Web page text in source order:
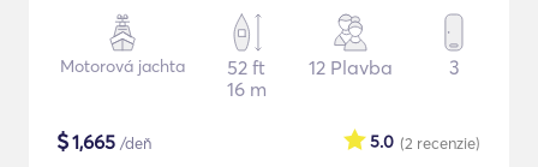
Motorová jachta
52 ft
16 m
12 Plavba 3
$1,665 /deň (2 recenzie)
5.0